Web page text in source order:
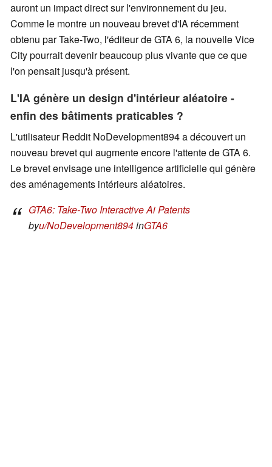
auront un impact direct sur l'environnement du jeu.
Comme le montre un nouveau brevet d'IA récemment
obtenu par Take-Two, l'éditeur de GTA 6, la nouvelle Vice
City pourrait devenir beaucoup plus vivante que ce que
l'on pensait jusqu'à présent.
L'IA génère un design d'intérieur aléatoire -
enfin des bâtiments praticables ?
L'utilisateur Reddit NoDevelopment894 a découvert un
nouveau brevet qui augmente encore l'attente de GTA 6.
Le brevet envisage une intelligence artificielle qui génère
des aménagements intérieurs aléatoires.
GTA6: Take-Two Interactive Ai Patents
byu/NoDevelopment894inGTA6